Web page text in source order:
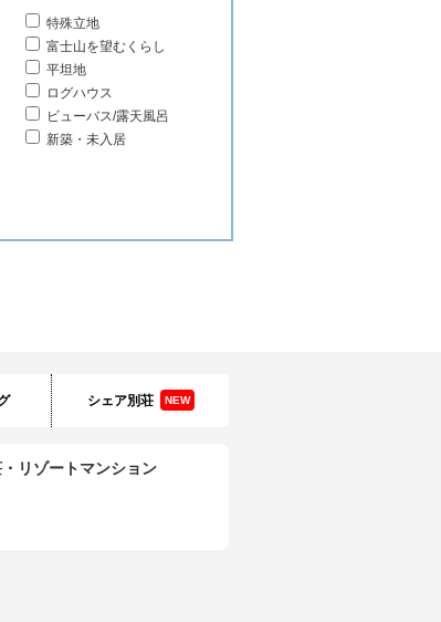
特殊立地
富士山を望むくらし
平坦地
ログハウス
ビューバス/露天風呂
新築・未入居
シェア別荘 NEW
リゾートマンション